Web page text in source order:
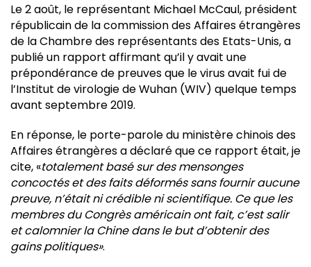
Le 2 août, le représentant Michael McCaul, président
républicain de la commission des Affaires étrangères
de la Chambre des représentants des Etats-Unis, a
publié un rapport affirmant qu’il y avait une
prépondérance de preuves que le virus avait fui de
l’Institut de virologie de Wuhan (WIV) quelque temps
avant septembre 2019.
En réponse, le porte-parole du ministère chinois des
Affaires étrangères a déclaré que ce rapport était, je
cite, «totalement basé sur des mensonges
concoctés et des faits déformés sans fournir aucune
preuve, n’était ni crédible ni scientifique. Ce que les
membres du Congrès américain ont fait, c’est salir
et calomnier la Chine dans le but d’obtenir des
gains politiques».